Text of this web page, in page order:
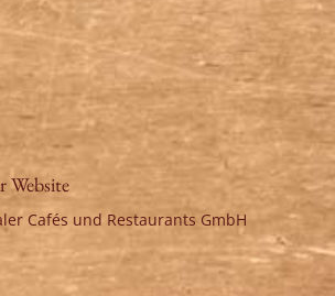
Website
Cafés und Restaurants GmbH